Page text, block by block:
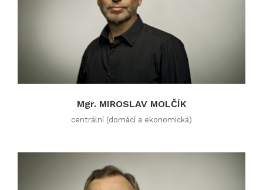
Mgr. MIROSLAV MOLČÍK
centrální (domácí a ekonomická)